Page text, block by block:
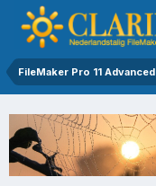
FileMaker Pro 11 Advanced